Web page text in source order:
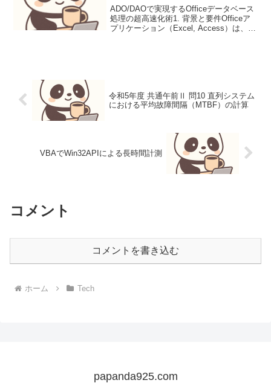
ADO/DAOで実現するOfficeデータベース
処理の超高速化術1. 背景と要件Officeア
プリケーション（Excel, Access）は、
令和5年度 共通午前Ⅱ 問10 直列システム
における平均故障間隔（MTBF）の計算
VBAでWin32APIによる長時間計測
コメント
コメントを書き込む
ホーム Tech
papanda925.com